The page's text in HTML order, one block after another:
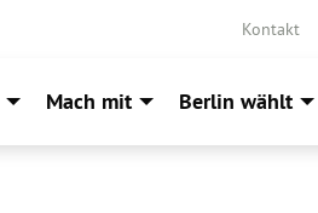
Kontakt
Mach mit Berlin wählt